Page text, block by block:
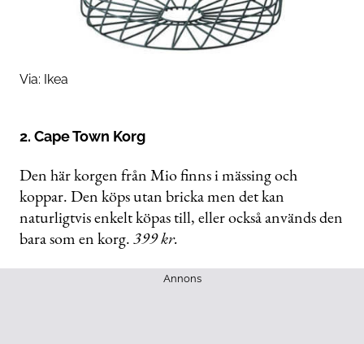
Via: Ikea
2. Cape Town Korg
Den här korgen från Mio finns i mässing och
koppar. Den köps utan bricka men det kan
naturligtvis enkelt köpas till, eller också används den
bara som en korg.399 kr.
Annons